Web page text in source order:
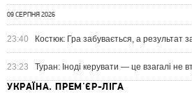
09 СЕРПНЯ 2026
23:40 Костюк: Гра забувається, а результат
23:23 Туран: Іноді керувати — це взагалі не
УКРАЇНА. ПРЕМ'ЄР-ЛІГА